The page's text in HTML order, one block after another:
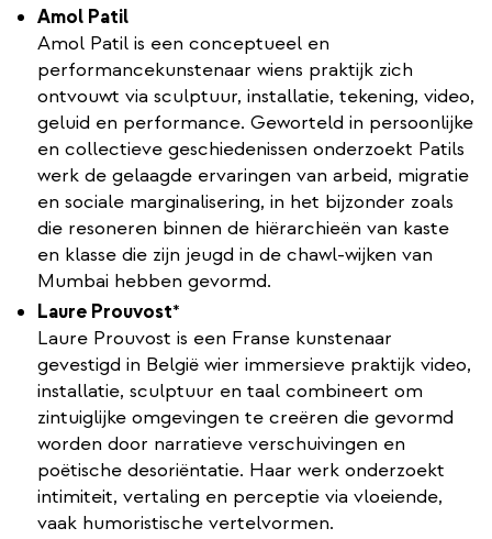
Amol Patil
Amol Patil is een conceptueel en
performancekunstenaar wiens praktijk zich
ontvouwt via sculptuur, installatie, tekening, video,
geluid en performance. Geworteld in persoonlijke
en collectieve geschiedenissen onderzoekt Patils
werk de gelaagde ervaringen van arbeid, migratie
en sociale marginalisering, in het bijzonder zoals
die resoneren binnen de hiërarchieën van kaste
en klasse die zijn jeugd in de chawl-wijken van
Mumbai hebben gevormd.
Laure Prouvost*
​Laure Prouvost is een Franse kunstenaar
gevestigd in België wier immersieve praktijk video,
installatie, sculptuur en taal combineert om
zintuiglijke omgevingen te creëren die gevormd
worden door narratieve verschuivingen en
poëtische desoriëntatie. Haar werk onderzoekt
intimiteit, vertaling en perceptie via vloeiende,
vaak humoristische vertelvormen.